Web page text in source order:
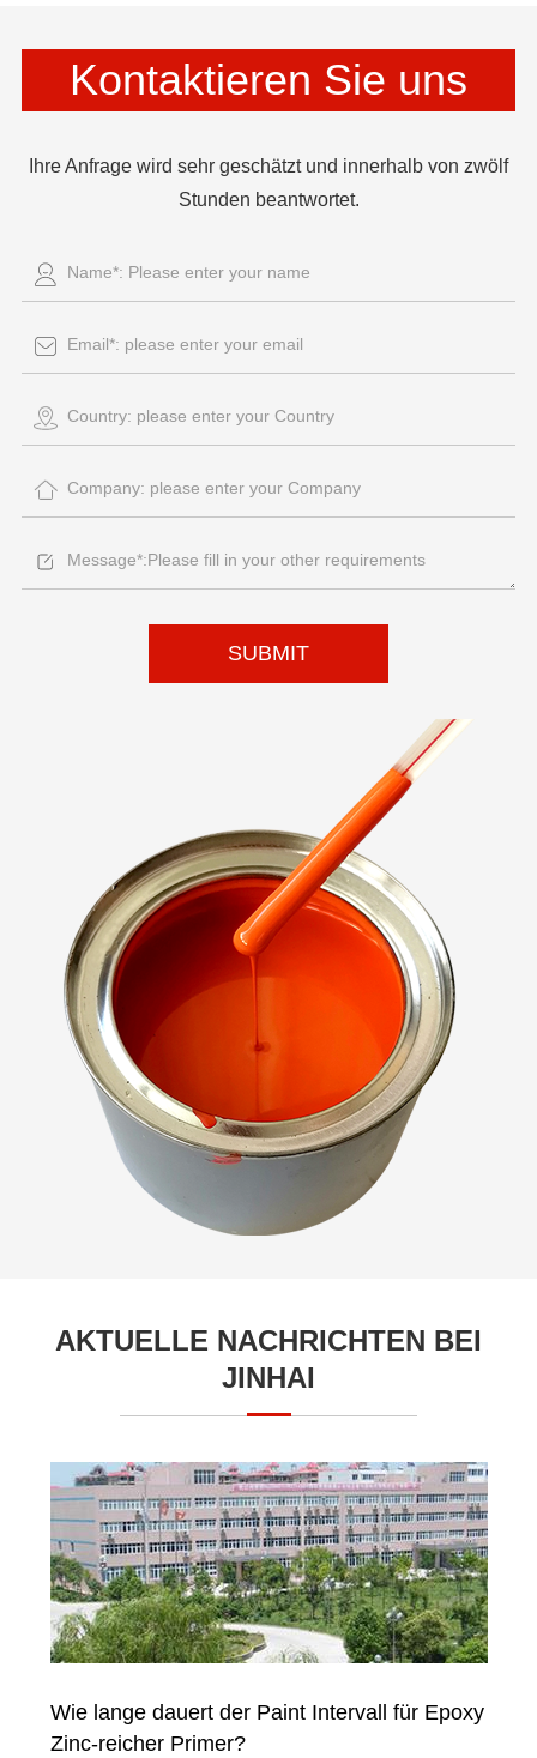
Kontaktieren Sie uns
Ihre Anfrage wird sehr geschätzt und innerhalb von zwölf
Stunden beantwortet.
SUBMIT
AKTUELLE NACHRICHTEN BEI
JINHAI
Wie lange dauert der Paint Intervall für Epoxy
Zinc-reicher Primer?